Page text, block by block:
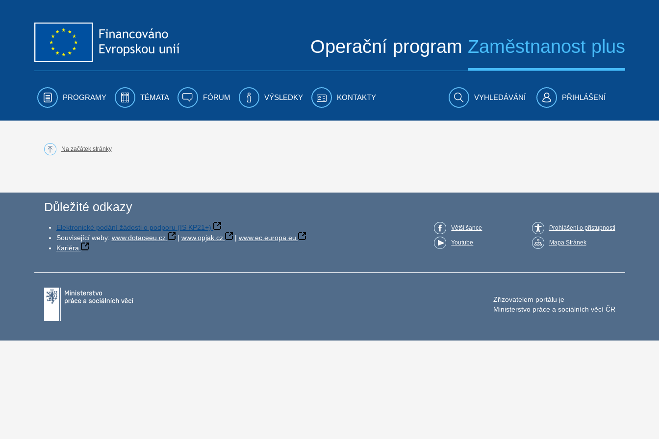
Operační program Zaměstnanost plus
PROGRAMY TÉMATA FÓRUM VÝSLEDKY KONTAKTY VYHLEDÁVÁNÍ PŘIHLÁŠENÍ
Na začátek stránky
Důležité odkazy
Elektronické podání žádosti o podporu (IS KP21+)
Související weby: www.dotaceeu.cz | www.opjak.cz | www.ec.europa.eu
Kariéra
Větší šance
Youtube
Prohlášení o přístupnosti
Mapa Stránek
Zřizovatelem portálu je
Ministerstvo práce a sociálních věcí ČR